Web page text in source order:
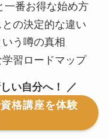
一番お得な始め方
の決定的な違い
う噂の真相
習ロードマップ
い自分へ！ ／
格講座を体験